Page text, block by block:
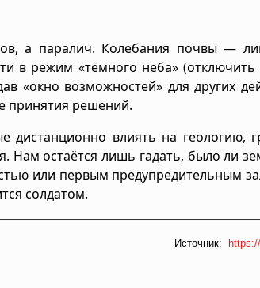
а паралич. Колебания почвы —
в режим «тёмного неба»
«окно возможностей» для других
принятия решений.
дистанционно влиять на геологию,
Нам остаётся лишь гадать, было ли
или первым предупредительным
солдатом.
Источник: